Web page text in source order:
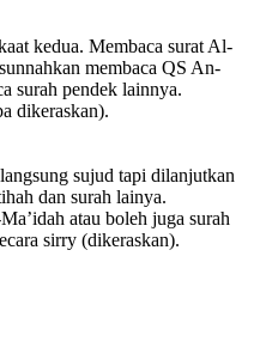
kedua. Membaca surat Al-
membaca QS An-
surah pendek lainnya.
dikeraskan).
sujud tapi dilanjutkan
dan surah lainya.
atau boleh juga surah
sirry (dikeraskan).